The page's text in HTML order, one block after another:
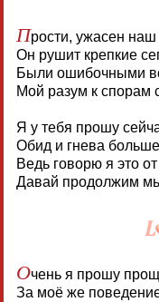
Прости, ужасен наш
Он рушит крепкие
Были ошибочными
Мой разум к спорам
Я у тебя прошу
Обид и гнева
Ведь говорю я это
Давай продолжим
Очень я прошу
За моё же